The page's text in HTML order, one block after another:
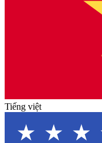
Tiếng việt